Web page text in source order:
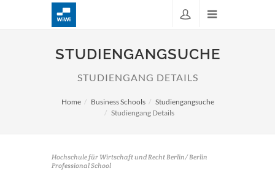
STUDIENGANGSUCHE
STUDIENGANG DETAILS
Home Business Schools
Studiengangsuche
Studiengang Details
Hochschule für Wirtschaft und Recht Berlin/ Berlin
Professional School